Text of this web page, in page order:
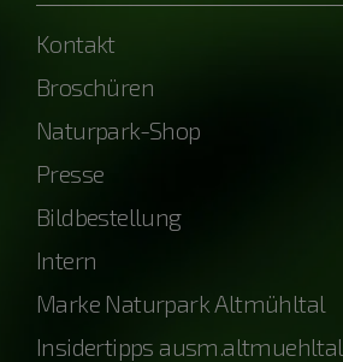
Kontakt
Broschüren
Naturpark-Shop
Presse
Bildbestellung
Intern
Marke Naturpark Altmühltal
Insidertipps ausm.altmuehltal